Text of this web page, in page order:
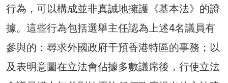
行為，可以構成並非真誠地擁護《基本法》的證
據。這些行為包括選舉主任認為上述4名議員有
參與的：尋求外國政府干預香港特區的事務；以
及表明意圖在立法會佔據多數議席後，行使立法